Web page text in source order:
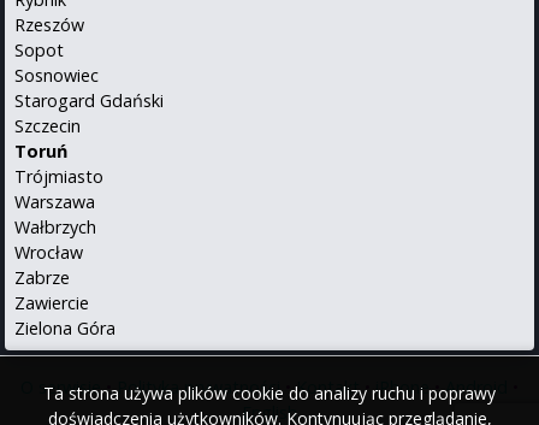
Ta strona używa plików cookie do analizy ruchu i poprawy
doświadczenia użytkowników. Kontynuując przeglądanie,
Rzeszów
Sopot
Sosnowiec
Starogard Gdański
Szczecin
Toruń
Trójmiasto
Warszawa
Wałbrzych
Wrocław
Zabrze
Zawiercie
Zielona Góra
O serwisie•Polityka prywatności•Kontakt•iPhone•Android
English